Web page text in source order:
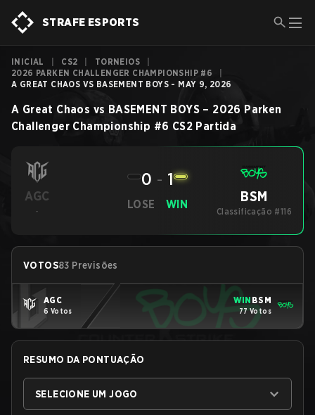
STRAFE ESPORTS
INICIAL CS2 TORNEIOS
2026 PARKEN CHALLENGER CHAMPIONSHIP #6
A GREAT CHAOS VS BASEMENT BOYS - MAY 9, 2026
A Great Chaos vs BASEMENT BOYS – 2026 Parken
Challenger Championship #6 CS2 Partida
AGC
-
LOSE
0 - 1
WIN BSM
Classificação #116
VOTOS83 Previsões
AGC
6 Votos
WIN BSM
77 Votos
RESUMO DA PONTUAÇÃO
SELECIONE UM JOGO